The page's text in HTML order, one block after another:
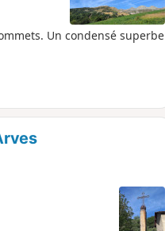
Un condensé superbe